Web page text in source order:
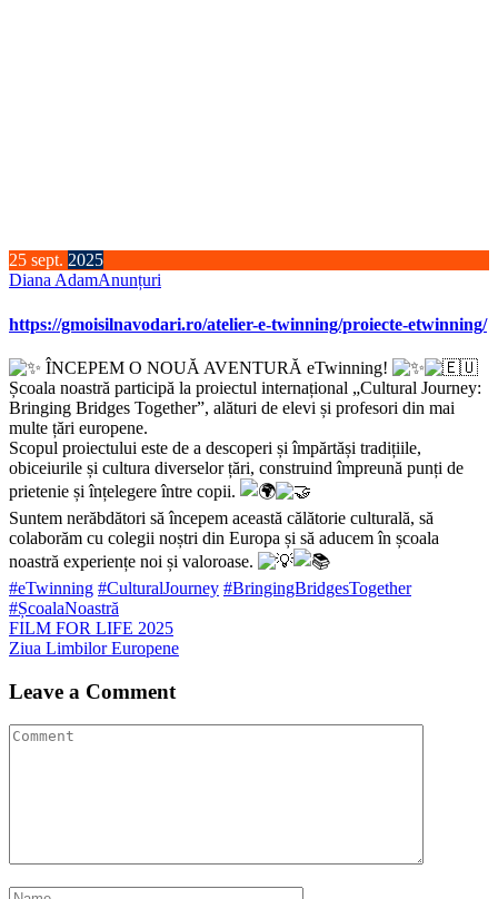
25 sept. 2025
Diana AdamAnunțuri
https://gmoisilnavodari.ro/atelier-e-twinning/proiecte-etwinning/
ÎNCEPEM O NOUĂ AVENTURĂ eTwinning!
Școala noastră participă la proiectul internațional „Cultural Journey:
Bringing Bridges Together”, alături de elevi și profesori din mai
multe țări europene.
Scopul proiectului este de a descoperi și împărtăși tradițiile,
obiceiurile și cultura diverselor țări, construind împreună punți de
prietenie și înțelegere între copii.
Suntem nerăbdători să începem această călătorie culturală, să
colaborăm cu colegii noștri din Europa și să aducem în școala
noastră experiențe noi și valoroase.
#eTwinning #CulturalJourney #BringingBridgesTogether
#ȘcoalaNoastră
Navigare
în
articole
FILM FOR LIFE 2025
Ziua Limbilor Europene
Leave a Comment